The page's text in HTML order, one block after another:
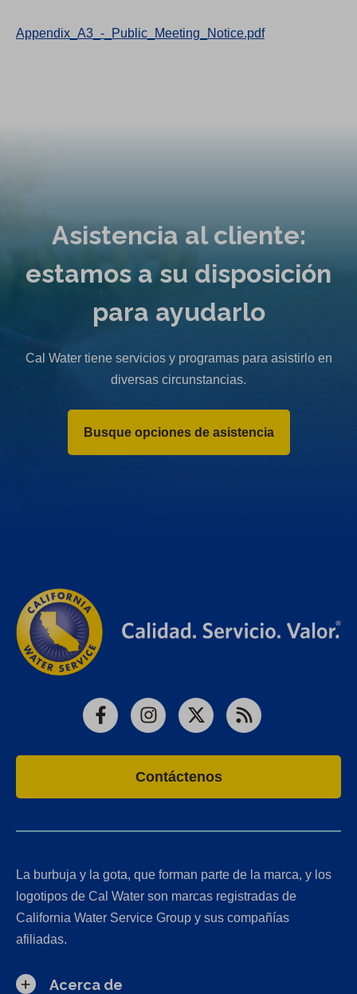
Appendix_A3_-_Public_Meeting_Notice.pdf
Asistencia al cliente:
estamos a su disposición
para ayudarlo
Cal Water tiene servicios y programas para asistirlo en
diversas circunstancias.
Busque opciones de asistencia
FacebookInstagram
X RSS
Contáctenos
La burbuja y la gota, que forman parte de la marca, y los
logotipos de Cal Water son marcas registradas de
California Water Service Group y sus compañías
afiliadas.
Acerca de